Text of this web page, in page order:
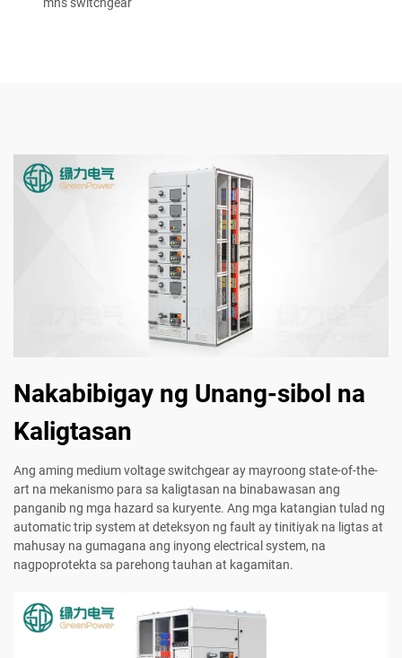
Nakabibigay ng Unang-sibol na
Kaligtasan
Ang aming medium voltage switchgear ay mayroong state-of-the-
art na mekanismo para sa kaligtasan na binabawasan ang
panganib ng mga hazard sa kuryente. Ang mga katangian tulad ng
automatic trip system at deteksyon ng fault ay tinitiyak na ligtas at
mahusay na gumagana ang inyong electrical system, na
nagpoprotekta sa parehong tauhan at kagamitan.